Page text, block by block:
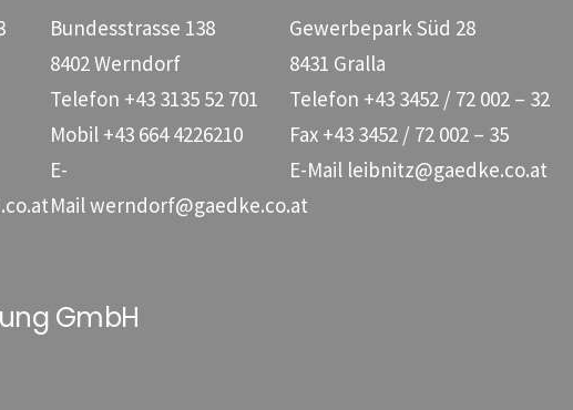
Bundesstrasse 138
8402 Werndorf
Telefon +43 3135 52 701
Mobil +43 664 4226210
E-
Mailwerndorf@gaedke.co.at
Gewerbepark Süd 28
8431 Gralla
Telefon +43 3452 / 72 002 – 32
Fax +43 3452 / 72 002 – 35
E-Mail leibnitz@gaedke.co.at
GmbH